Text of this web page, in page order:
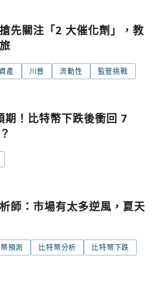
先關注「2 大催化劑」，教
產 川普 流動性 監管挑戰
！比特幣下跌後衝回 7
師：市場有太多逆風，夏天
預測 比特幣分析
比特幣下跌